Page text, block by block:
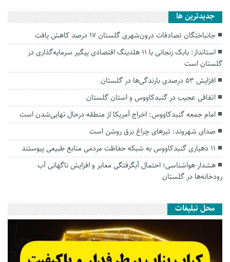
جديدترين ها
جانباختگان تصادفات درون‌شهری گلستان ۱۷ درصد کاهش یافت
استاندار: بابک زنجانی با ۱۱ هلدینگ اقتصادی پیگیر سرمایه‌گذاری در
گلستان است
افزایش ۵۳ درصدی بارندگی‌ها در گلستان
اتفاقی عجیب در‌ گنبدکاووس و استان گلستان
امام جمعه گنبدکاووس: اخراج آمریکا از منطقه درحال نهایی‌شدن است
صدای شهروند: تیرهای چراغ برق روشن است
۱۱ دهیاری گنبدکاووس به شبکه حفاظت مردمی منابع طبیعی پیوستند
هشدار هواشناسی؛ احتمال آبگرفتگی معابر و افزایش ناگهانی آب
رودخانه‌ها در گلستان
محل تبلیغات